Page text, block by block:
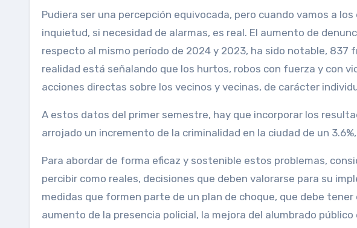
Pudiera ser una percepción equivocada, pero cuando vamos a
inquietud, si necesidad de alarmas, es real. El aumento de
respecto al mismo período de 2024 y 2023, ha sido notable,
realidad está señalando que los hurtos, robos con fuerza y con
acciones directas sobre los vecinos y vecinas, de carácter
A estos datos del primer semestre, hay que incorporar los
arrojado un incremento de la criminalidad en la ciudad de un
Para abordar de forma eficaz y sostenible estos problemas,
percibir como reales, decisiones que deben valorarse para su
medidas que formen parte de un plan de choque, que debe
aumento de la presencia policial, la mejora del alumbrado